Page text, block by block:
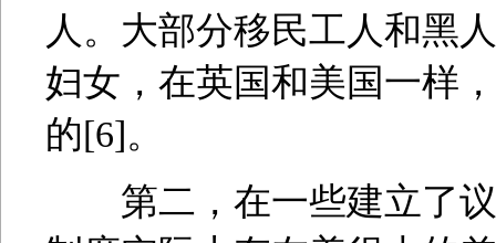
人。大部分移民工人和黑
妇女，在英国和美国一样
的[6]。
第二，在一些建立了议